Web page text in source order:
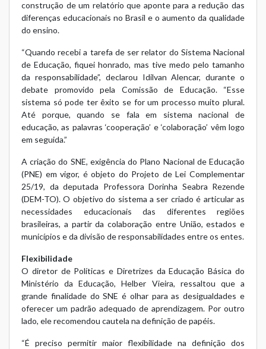
construção de um relatório que aponte para a redução das
diferenças educacionais no Brasil e o aumento da qualidade
do ensino.
“Quando recebi a tarefa de ser relator do Sistema Nacional
de Educação, fiquei honrado, mas tive medo pelo tamanho
da responsabilidade”, declarou Idilvan Alencar, durante o
debate promovido pela Comissão de Educação. “Esse
sistema só pode ter êxito se for um processo muito plural.
Até porque, quando se fala em sistema nacional de
educação, as palavras ‘cooperação’ e ‘colaboração’ vêm logo
em seguida.”
A criação do SNE, exigência do Plano Nacional de Educação
(PNE) em vigor, é objeto do Projeto de Lei Complementar
25/19, da deputada Professora Dorinha Seabra Rezende
(DEM-TO). O objetivo do sistema a ser criado é articular as
necessidades educacionais das diferentes regiões
brasileiras, a partir da colaboração entre União, estados e
municípios e da divisão de responsabilidades entre os entes.
Flexibilidade
O diretor de Políticas e Diretrizes da Educação Básica do
Ministério da Educação, Helber Vieira, ressaltou que a
grande finalidade do SNE é olhar para as desigualdades e
oferecer um padrão adequado de aprendizagem. Por outro
lado, ele recomendou cautela na definição de papéis.
“É preciso permitir maior flexibilidade na definição dos